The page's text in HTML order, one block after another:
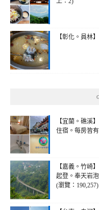
【彰化。員林
【宜蘭。礁溪
住宿。每房皆
【嘉義。竹崎
起登。奉天岩
(瀏覽：190,257)